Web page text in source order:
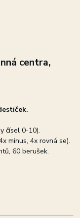
centra,
čísel 0-10).
minus, 4x rovná se).
60 berušek.